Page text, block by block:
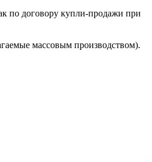
по договору купли-продажи при
массовым производством).